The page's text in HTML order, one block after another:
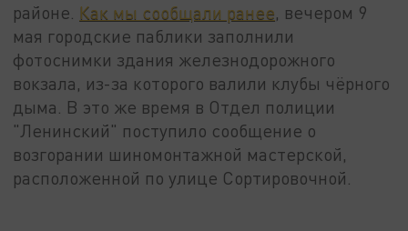
районе. Как мы сообщали ранее, вечером 9
мая городские паблики заполнили
фотоснимки здания железнодорожного
вокзала, из-за которого валили клубы чёрного
дыма. В это же время в Отдел полиции
"Ленинский" поступило сообщение о
возгорании шиномонтажной мастерской,
расположенной по улице Сортировочной.